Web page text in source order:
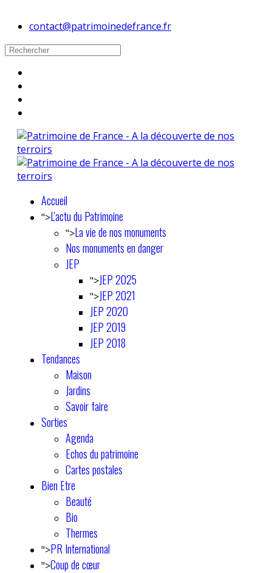
contact@patrimoinedefrance.fr
Accueil
">L'actu du Patrimoine
">La vie de nos monuments
Nos monuments en danger
JEP
">JEP 2025
">JEP 2021
JEP 2020
JEP 2019
JEP 2018
Tendances
Maison
Jardins
Savoir faire
Sorties
Agenda
Echos du patrimoine
Cartes postales
Bien Etre
Beauté
Bio
Thermes
">PR International
">Coup de cœur